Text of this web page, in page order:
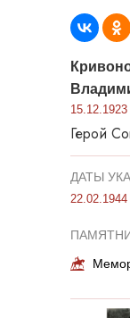
Герой
ДАТЫ
22.02.1944